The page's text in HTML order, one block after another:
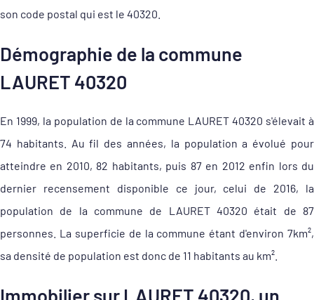
son code postal qui est le 40320.
Démographie de la commune
LAURET 40320
En 1999, la population de la commune LAURET 40320 s'élevait à
74 habitants. Au fil des années, la population a évolué pour
atteindre en 2010, 82 habitants, puis 87 en 2012 enfin lors du
dernier recensement disponible ce jour, celui de 2016, la
population de la commune de LAURET 40320 était de 87
personnes. La superficie de la commune étant d'environ 7km²,
sa densité de population est donc de 11 habitants au km².
Immobilier sur LAURET 40320, un